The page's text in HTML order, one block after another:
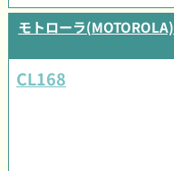
モトローラ(MOTOROLA)
CL168